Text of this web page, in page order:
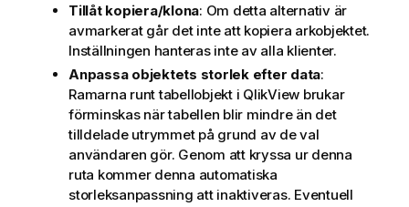
Tillåt kopiera/klona: Om detta alternativ är
avmarkerat går det inte att kopiera arkobjektet.
Inställningen hanteras inte av alla klienter.
Anpassa objektets storlek efter data:
Ramarna runt tabellobjekt i QlikView brukar
förminskas när tabellen blir mindre än det
tilldelade utrymmet på grund av de val
användaren gör. Genom att kryssa ur denna
ruta kommer denna automatiska
storleksanpassning att inaktiveras. Eventuell